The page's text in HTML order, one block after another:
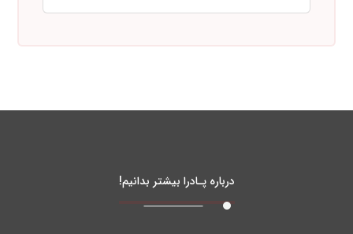
درباره پـادرا بیشتر بدانیم!